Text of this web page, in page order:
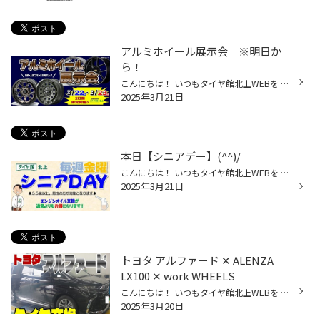
アルミホイール展示会 ※明日か
ら！
こんにちは！ いつもタイヤ館北上WEBを ご覧いただきありがとうございます。 あす、3/22(土)・3/23(日)の2日間は 【アルミホイール展示会】開催となります！ 各メーカー、ブランドから今年一番の オススメ商品やNEW商品などが 店頭に登場致します！！ ホイール展示は２日間限定です！！ 皆様のご来...
2025年3月21日
本日【シニアデー】(^^)/
こんにちは！ いつもタイヤ館北上WEBを ご覧いただきありがとうございます。 本日【シニアデー】です！ 55歳以上男性の方は エンジンオイル交換が 通常よりお得に出来ちゃいます。 オイル交換も予約が可能！ WEB、またはお電話でもオイル交換の ご予約ができるようになりました☆(^^)/ ※タイヤ交換シ...
2025年3月21日
トヨタ アルファード ✕ ALENZA
LX100 ✕ work WHEELS
こんにちは！ いつもタイヤ館北上WEBを ご覧いただきありがとうございます。 本日は小雪舞う中、いつも当店を ご利用のお客様が夏タイヤへの 履き替えでご来店頂きました！(^^)/ おクルマは、トヨタ アルファードです。 昨年、新車登録になったばかりの アルファードでノーマルタイヤと アルミホイ...
2025年3月20日